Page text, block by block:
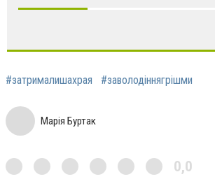
#затрималишахрая #заволодіннягрішми
Марія Буртак
0,0